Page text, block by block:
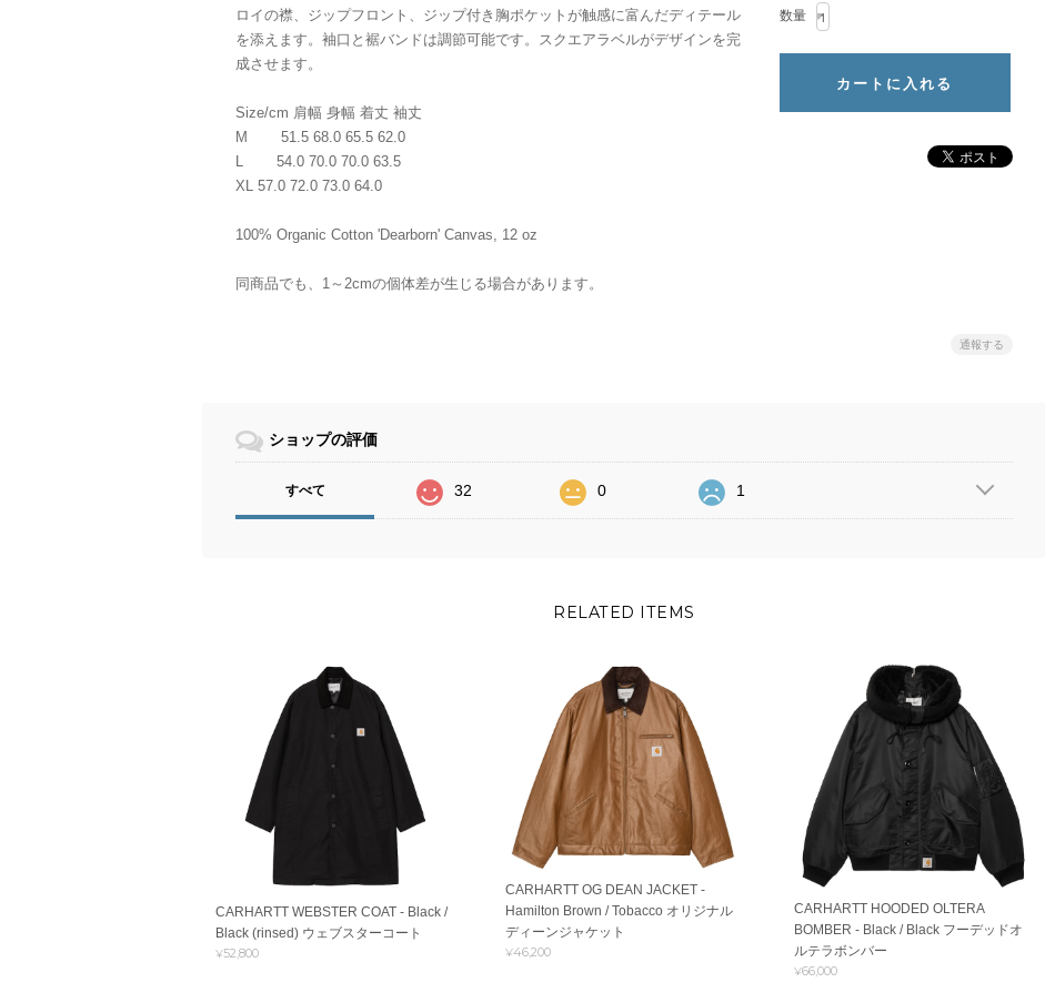
ロイの襟、ジップフロント、ジップ付き胸ポケットが触感に富んだディテール
を添えます。袖口と裾バンドは調節可能です。スクエアラベルがデザインを完
成させます。
Size/cm 肩幅 身幅 着丈 袖丈
M 51.5 68.0 65.5 62.0
L 54.0 70.0 70.0 63.5
XL 57.0 72.0 73.0 64.0
100% Organic Cotton 'Dearborn' Canvas, 12 oz
同商品でも、1～2cmの個体差が生じる場合があります。
数量
通報する
ショップの評価
すべて 32 0 1
RELATED ITEMS
CARHARTT WEBSTER COAT - Black /
Black (rinsed) ウェブスターコート
¥52,800
CARHARTT OG DEAN JACKET -
Hamilton Brown / Tobacco オリジナル
ディーンジャケット
¥46,200
CARHARTT HOODED OLTERA
BOMBER - Black / Black フーデッドオ
ルテラボンバー
¥66,000